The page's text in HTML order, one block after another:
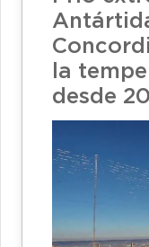
la
desde